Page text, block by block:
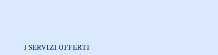
I SERVIZI OFFERTI